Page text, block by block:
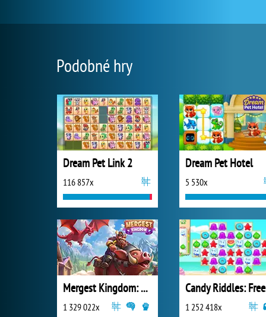
Podobné hry
Dream Pet Link 2
116 857x
Dream Pet Hotel
5 530x
Mergest Kingdom: Merge Puzzle
1 329 022x 1 252 418x